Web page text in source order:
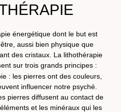
énergétique dont le but est
aussi bien physique que
des cristaux. La lithothérapie
sur trois grands principes :
: les pierres ont des couleurs,
influencer notre psyché.
pierres diffusent au contact de
et les minéraux qui les